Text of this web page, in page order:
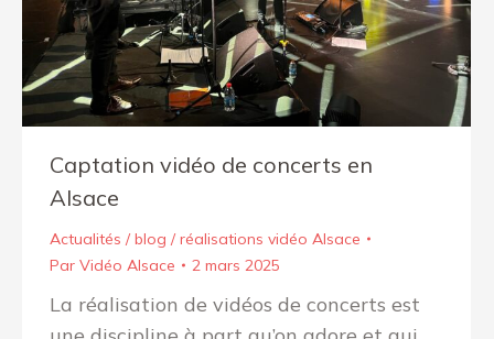
Captation vidéo de concerts en
Alsace
Actualités / blog / réalisations vidéo Alsace
Par Vidéo Alsace 2 mars 2025
La réalisation de vidéos de concerts est